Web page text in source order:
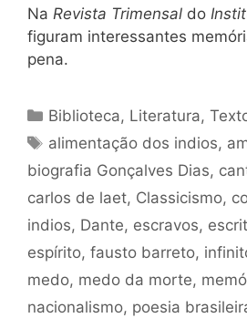
Na Revista Trimensal do
figuram interessantes
pena.
Categorias
Biblioteca, Literatura,
Tags
alimentação dos indios,
biografia Gonçalves Dias,
carlos de laet, Classicismo,
indios, Dante, escravos,
espírito, fausto barreto,
medo, medo da morte,
nacionalismo, poesia